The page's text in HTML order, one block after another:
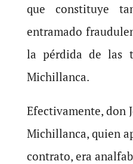
que constituye
entramado
la pérdida de las
Michillanca.
Efectivamente, don
Michillanca, quien
contrato, era